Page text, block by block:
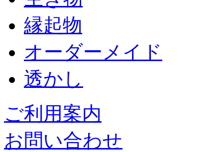
縁起物
オーダーメイド
透かし
ご利用案内
お問い合わせ